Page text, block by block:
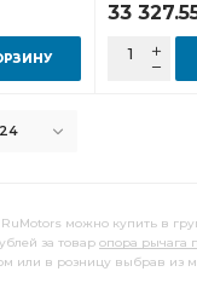
33
можно купить в
за товар опора рычага
или в розницу выбрав из